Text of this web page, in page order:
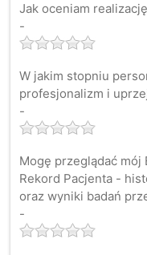
Jak oceniam
-
W jakim stopniu
profesjonalizm i
-
Mogę przeglądać
Rekord Pacjenta -
oraz wyniki badań
-